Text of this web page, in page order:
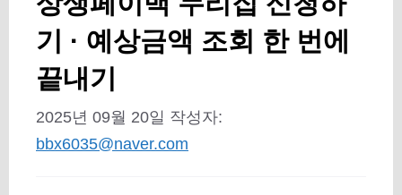
기 · 예상금액 조회 한 번에
끝내기
2025년 09월 20일 작성자:
bbx6035@naver.com